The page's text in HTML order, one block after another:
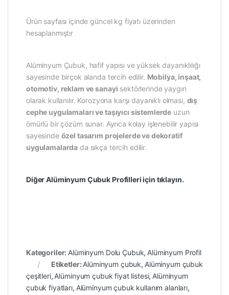
Ürün sayfası içinde güncel kg fiyatı üzerinden
hesaplanmıştır
Alüminyum Çubuk, hafif yapısı ve yüksek dayanıklılığı
sayesinde birçok alanda tercih edilir. Mobilya, inşaat,
otomotiv, reklam ve sanayi sektörlerinde yaygın
olarak kullanılır. Korozyona karşı dayanıklı olması, dış
cephe uygulamaları ve taşıyıcı sistemlerde uzun
ömürlü bir çözüm sunar. Ayrıca kolay işlenebilir yapısı
sayesinde özel tasarım projelerde ve dekoratif
uygulamalarda da sıkça tercih edilir.
Diğer Alüminyum Çubuk Profilleri için tıklayın.
Kategoriler: Alüminyum Dolu Çubuk, Alüminyum Profil
Etiketler: Alüminyum çubuk, Alüminyum çubuk
çeşitleri, Alüminyum çubuk fiyat listesi, Alüminyum
çubuk fiyatları, Alüminyum çubuk kullanım alanları,